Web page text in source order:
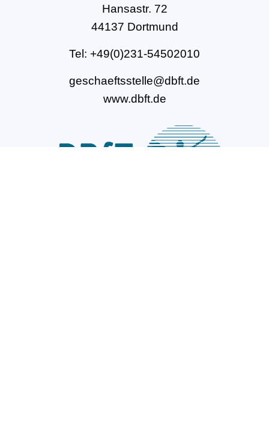
Hansastr. 72
44137 Dortmund
Tel: +49(0)231-54502010
geschaeftsstelle@dbft.de
www.dbft.de